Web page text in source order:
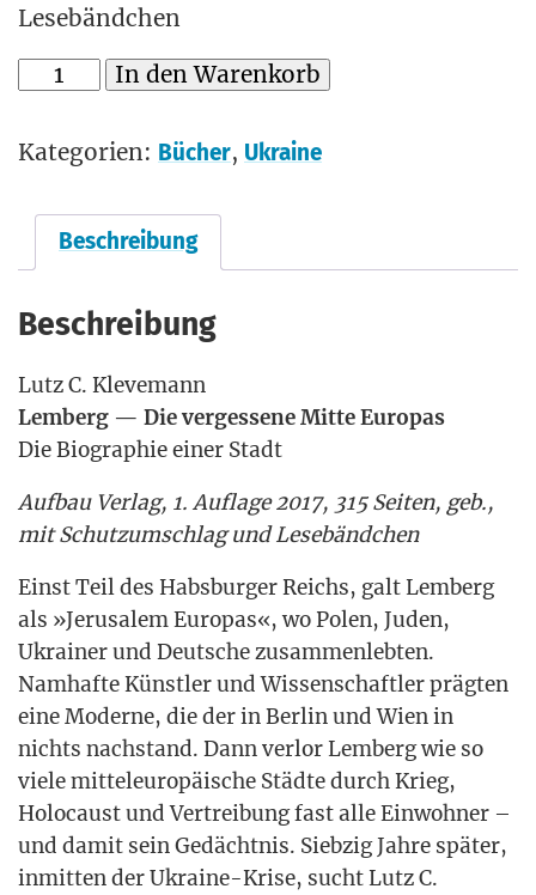
Lesebändchen
In den Warenkorb
Kategorien: Bücher, Ukraine
Beschreibung
Beschreibung
Lutz C. Klevemann
Lem­berg — Die ver­ges­se­ne Mit­te Europas
Die Bio­gra­phie einer Stadt
Auf­bau Ver­lag, 1. Auf­la­ge 2017, 315 Sei­ten, geb.,
mit Schutz­um­schlag und Lesebändchen
Einst Teil des Habs­bur­ger Reichs, galt Lem­berg
als »Jeru­sa­lem Euro­pas«, wo Polen, Juden,
Ukrai­ner und Deut­sche zusam­men­leb­ten.
Nam­haf­te Künst­ler und Wis­sen­schaft­ler präg­ten
eine Moder­ne, die der in Ber­lin und Wien in
nichts nach­stand. Dann ver­lor Lem­berg wie so
vie­le mit­tel­eu­ro­päi­sche Städ­te durch Krieg,
Holo­caust und Ver­trei­bung fast alle Ein­woh­ner –
und damit sein Gedächt­nis. Sieb­zig Jah­re spä­ter,
inmit­ten der Ukrai­ne-Kri­se, sucht Lutz C.